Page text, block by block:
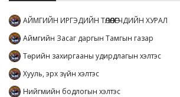
АЙМГИЙН ИРГЭДИЙН ТӨЛӨӨЛӨГЧДИЙН ХУРАЛ
Аймгийн Засаг даргын Тамгын газар
Төрийн захиргааны удирдлагын хэлтэс
Хууль, эрх зүйн хэлтэс
Нийгмийн бодлогын хэлтэс